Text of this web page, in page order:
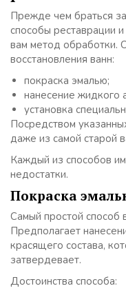
Прежде чем браться
способы реставрации
вам метод обработки.
восстановления ванн:
покраска эмалью;
нанесение жидкого
установка
Посредством
даже из самой старой
Каждый из способов
недостатки.
Покраска
Самый простой способ
Предполагает
красящего состава,
затвердевает.
Достоинства способа: